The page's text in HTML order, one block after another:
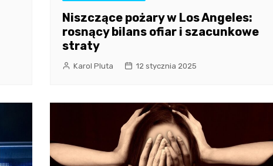
Niszczące pożary w Los Angeles:
rosnący bilans ofiar i szacunkowe
straty
Karol Pluta 12 stycznia 2025